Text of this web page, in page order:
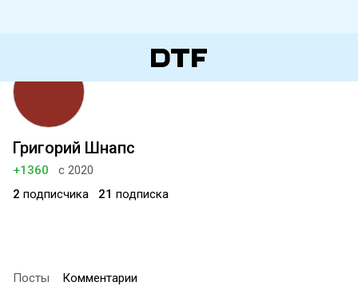
Григорий Шнапс
+1360
с 2020
2 подписчика 21 подписка
Посты Комментарии